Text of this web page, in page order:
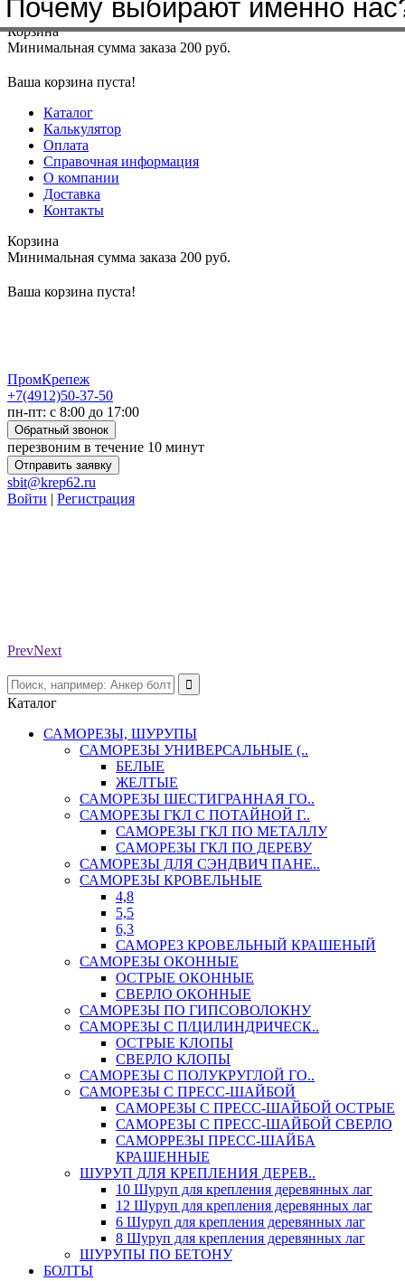
Меню+7(4912)50-37-50sbit@krep62.ru
Корзина
Минимальная сумма заказа 200 руб.
Ваша корзина пуста!
Каталог
Калькулятор
Оплата
Справочная информация
О компании
Доставка
Контакты
Корзина
Минимальная сумма заказа 200 руб.
Ваша корзина пуста!
ПромКрепеж
+7(4912)50-37-50
пн-пт: с 8:00 до 17:00
Обратный звонок
перезвоним в течение 10 минут
Отправить заявку
sbit@krep62.ru
Войти | Регистрация
PrevNext
Каталог
САМОРЕЗЫ, ШУРУПЫ
САМОРЕЗЫ УНИВЕРСАЛЬНЫЕ (..
БЕЛЫЕ
ЖЕЛТЫЕ
САМОРЕЗЫ ШЕСТИГРАННАЯ ГО..
САМОРЕЗЫ ГКЛ С ПОТАЙНОЙ Г..
САМОРЕЗЫ ГКЛ ПО МЕТАЛЛУ
САМОРЕЗЫ ГКЛ ПО ДЕРЕВУ
САМОРЕЗЫ ДЛЯ СЭНДВИЧ ПАНЕ..
САМОРЕЗЫ КРОВЕЛЬНЫЕ
4,8
5,5
6,3
САМОРЕЗ КРОВЕЛЬНЫЙ КРАШЕНЫЙ
САМОРЕЗЫ ОКОННЫЕ
ОСТРЫЕ ОКОННЫЕ
СВЕРЛО ОКОННЫЕ
САМОРЕЗЫ ПО ГИПСОВОЛОКНУ
САМОРЕЗЫ С П/ЦИЛИНДРИЧЕСК..
ОСТРЫЕ КЛОПЫ
СВЕРЛО КЛОПЫ
САМОРЕЗЫ С ПОЛУКРУГЛОЙ ГО..
САМОРЕЗЫ С ПРЕСС-ШАЙБОЙ
САМОРЕЗЫ С ПРЕСС-ШАЙБОЙ ОСТРЫЕ
САМОРЕЗЫ С ПРЕСС-ШАЙБОЙ СВЕРЛО
САМОРРЕЗЫ ПРЕСС-ШАЙБА
КРАШЕННЫЕ
ШУРУП ДЛЯ КРЕПЛЕНИЯ ДЕРЕВ..
10 Шуруп для крепления деревянных лаг
12 Шуруп для крепления деревянных лаг
6 Шуруп для крепления деревянных лаг
8 Шуруп для крепления деревянных лаг
ШУРУПЫ ПО БЕТОНУ
БОЛТЫ
Почему выбирают именно